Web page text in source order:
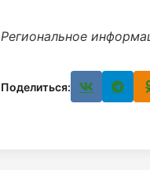
Региональное
Поделиться: